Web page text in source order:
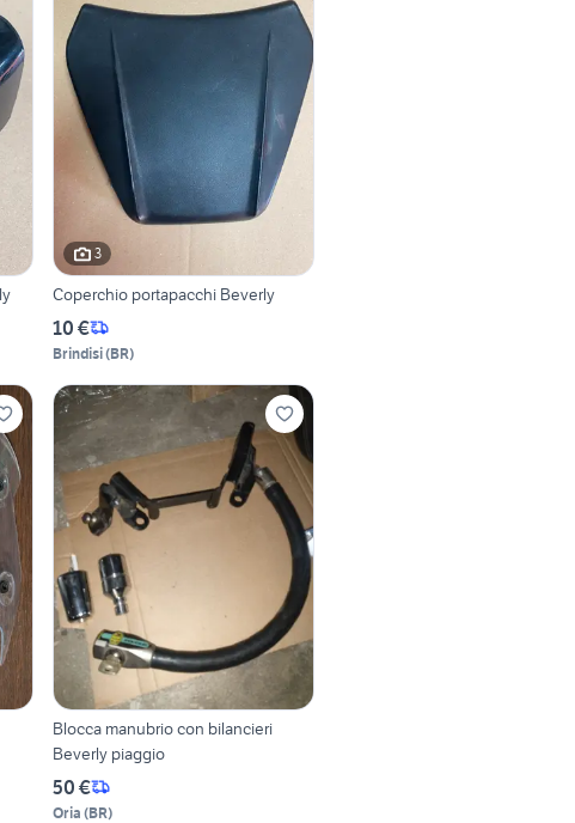
3
Coperchio portapacchi Beverly
10 €
Brindisi(BR)
Blocca manubrio con bilancieri
Beverly piaggio
50 €
Oria (BR)